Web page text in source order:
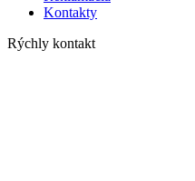
Kontakty
Rýchly kontakt